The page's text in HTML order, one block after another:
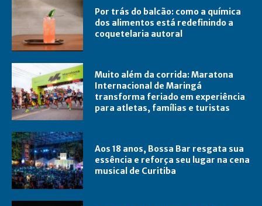
Por trás do balcão: como a química
dos alimentos está redefinindo a
coquetelaria autoral
Muito além da corrida: Maratona
Internacional de Maringá
transforma feriado em experiência
para atletas, famílias e turistas
Aos 18 anos, Bossa Bar resgata sua
essência e reforça seu lugar na cena
musical de Curitiba